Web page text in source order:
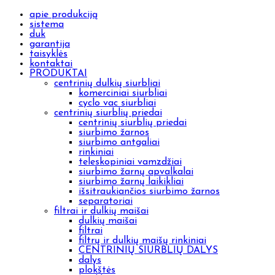
apie produkciją
sistema
duk
garantija
taisyklės
kontaktai
PRODUKTAI
centrinių dulkių siurbliai
komerciniai siurbliai
cyclo vac siurbliai
centrinių siurblių priedai
centrinių siurblių priedai
siurbimo žarnos
siurbimo antgaliai
rinkiniai
teleskopiniai vamzdžiai
siurbimo žarnų apvalkalai
siurbimo žarnų laikikliai
išsitraukiančios siurbimo žarnos
separatoriai
filtrai ir dulkių maišai
dulkių maišai
filtrai
filtrų ir dulkių maišų rinkiniai
CENTRINIŲ SIURBLIŲ DALYS
dalys
plokštės